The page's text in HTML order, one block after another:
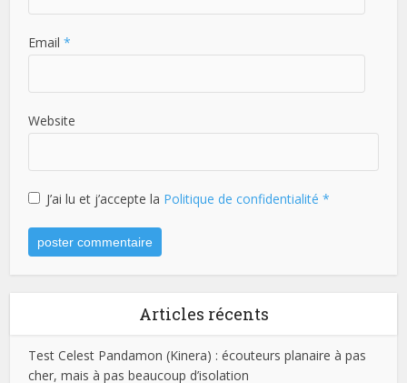
Email *
Website
J’ai lu et j’accepte la Politique de confidentialité*
Articles récents
Test Celest Pandamon (Kinera) : écouteurs planaire à pas
cher, mais à pas beaucoup d’isolation